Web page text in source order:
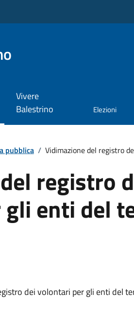
Vivere
Balestrino
Elezioni
pubblica / Vidimazione del registro
registro
enti del
dei volontari per gli enti del